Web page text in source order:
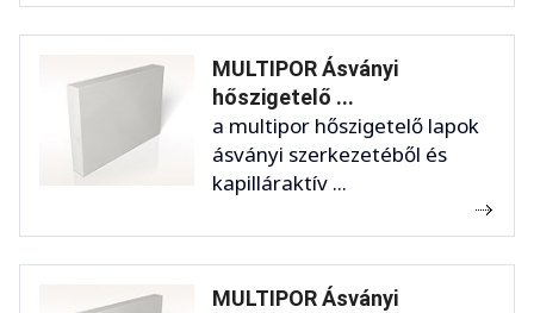
MULTIPOR Ásványi
hőszigetelő ...
a multipor hőszigetelő lapok
ásványi szerkezetéből és
kapilláraktív ...
MULTIPOR Ásványi